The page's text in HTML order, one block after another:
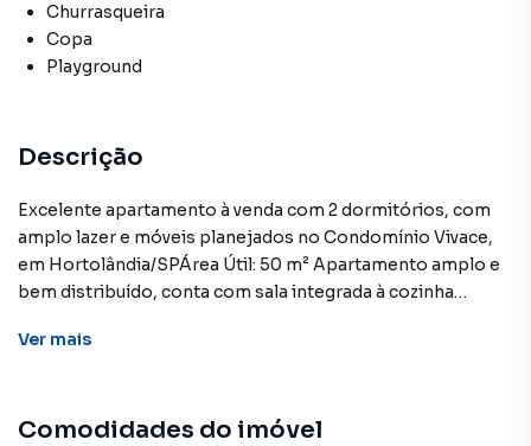
Churrasqueira
Copa
Playground
Descrição
Excelente apartamento à venda com 2 dormitórios, com
amplo lazer e móveis planejados no Condomínio Vivace,
em Hortolândia/SPÁrea Útil: 50 m² Apartamento amplo e
bem distribuído, conta com sala integrada à cozinha
dia. Possui área de serviço, 2 dormitórios completos com
possui portaria 24h, controle de acesso e boa
Ver mais
Comodidades do imóvel